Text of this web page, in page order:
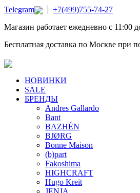
Telegram
+7(499)755-74-27
Магазин работает ежедневно с 11:00
Бесплатная доставка по Москве при
НОВИНКИ
SALE
БРЕНДЫ
Andres Gallardo
Bant
BAZHÉN
BJØRG
Bonne Maison
(b)part
Fakoshima
HIGHCRAFT
Hugo Kreit
JENJA